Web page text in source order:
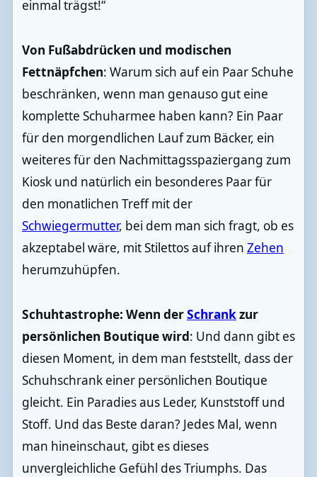
einmal trägst!“
Von Fußabdrücken und modischen
Fettnäpfchen: Warum sich auf ein Paar Schuhe
beschränken, wenn man genauso gut eine
komplette Schuharmee haben kann? Ein Paar
für den morgendlichen Lauf zum Bäcker, ein
weiteres für den Nachmittagsspaziergang zum
Kiosk und natürlich ein besonderes Paar für
den monatlichen Treff mit der
Schwiegermutter, bei dem man sich fragt, ob es
akzeptabel wäre, mit Stilettos auf ihren Zehen
herumzuhüpfen.
Schuhtastrophe: Wenn derSchrankzur
persönlichen Boutique wird: Und dann gibt es
diesen Moment, in dem man feststellt, dass der
Schuhschrank einer persönlichen Boutique
gleicht. Ein Paradies aus Leder, Kunststoff und
Stoff. Und das Beste daran? Jedes Mal, wenn
man hineinschaut, gibt es dieses
unvergleichliche Gefühl des Triumphs. Das